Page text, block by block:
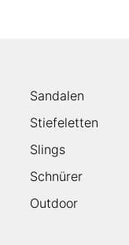
Sandalen
Stiefeletten
Slings
Schnürer
Outdoor